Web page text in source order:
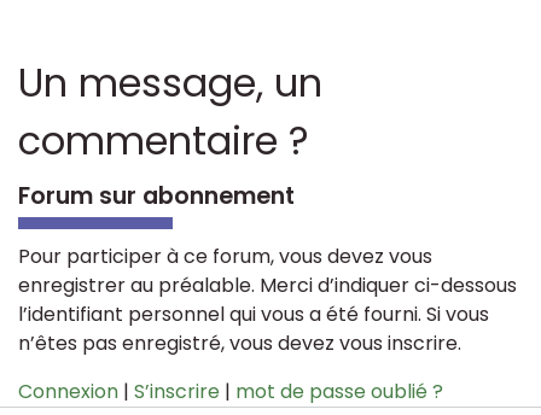
Un message, un
commentaire ?
Forum sur abonnement
Pour participer à ce forum, vous devez vous
enregistrer au préalable. Merci d’indiquer ci-dessous
l’identifiant personnel qui vous a été fourni. Si vous
n’êtes pas enregistré, vous devez vous inscrire.
Connexion | S’inscrire | mot de passe oublié ?